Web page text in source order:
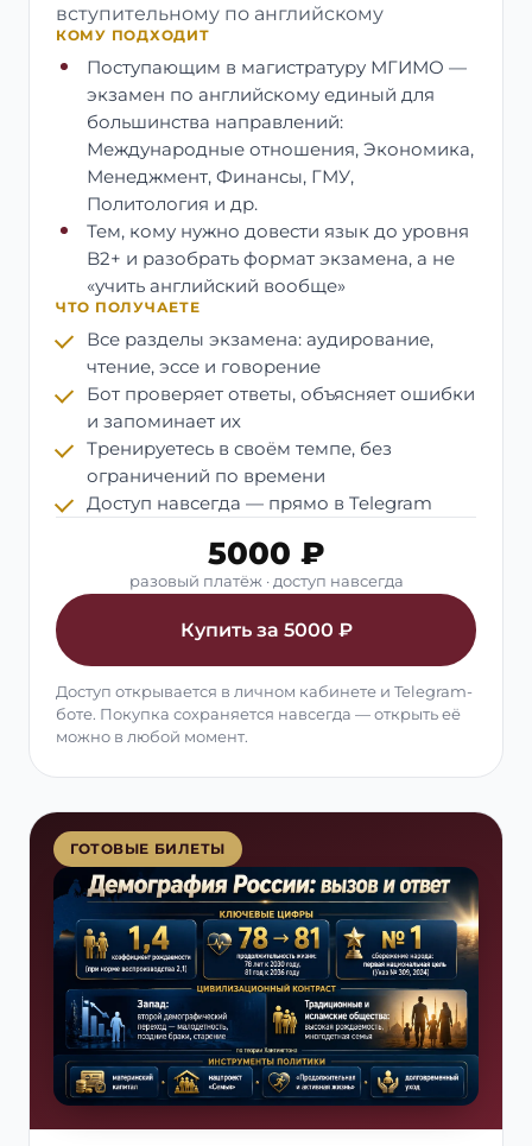
вступительному по английскому
КОМУ ПОДХОДИТ
Поступающим в магистратуру МГИМО —
экзамен по английскому единый для
большинства направлений:
Международные отношения, Экономика,
Менеджмент, Финансы, ГМУ,
Политология и др.
Тем, кому нужно довести язык до уровня
B2+ и разобрать формат экзамена, а не
«учить английский вообще»
ЧТО ПОЛУЧАЕТЕ
Все разделы экзамена: аудирование,
чтение, эссе и говорение
Бот проверяет ответы, объясняет ошибки
и запоминает их
Тренируетесь в своём темпе, без
ограничений по времени
Доступ навсегда — прямо в Telegram
5000 ₽
разовый платёж · доступ навсегда
Купить за 5000 ₽
Доступ открывается в личном кабинете и Telegram-
боте. Покупка сохраняется навсегда — открыть её
можно в любой момент.
ГОТОВЫЕ БИЛЕТЫ